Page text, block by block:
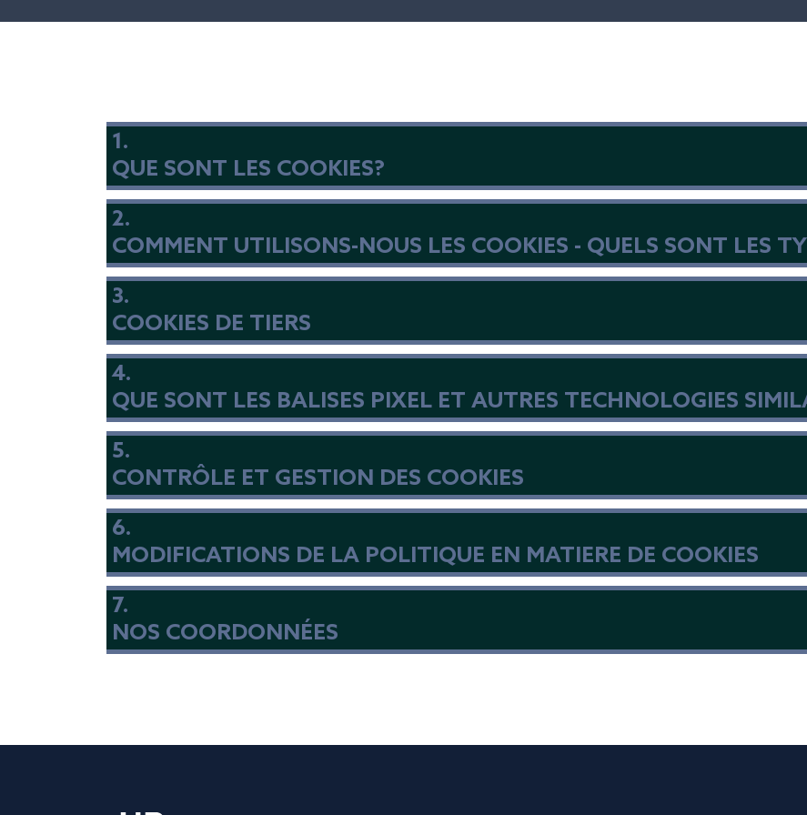
1.
QUE SONT LES COOKIES?
2.
COMMENT UTILISONS-NOUS LES COOKIES - QUELS SONT LES
3.
COOKIES DE TIERS
4.
QUE SONT LES BALISES PIXEL ET AUTRES TECHNOLOGIES
5.
CONTRÔLE ET GESTION DES COOKIES
6.
MODIFICATIONS DE LA POLITIQUE EN MATIERE DE COOKIES
7.
NOS COORDONNÉES